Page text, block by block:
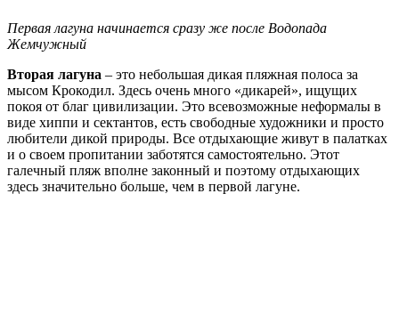
Первая лагуна начинается сразу же после Водопада
Жемчужный
Вторая лагуна – это небольшая дикая пляжная полоса за
мысом Крокодил. Здесь очень много «дикарей», ищущих
покоя от благ цивилизации. Это всевозможные неформалы в
виде хиппи и сектантов, есть свободные художники и просто
любители дикой природы. Все отдыхающие живут в палатках
и о своем пропитании заботятся самостоятельно. Этот
галечный пляж вполне законный и поэтому отдыхающих
здесь значительно больше, чем в первой лагуне.